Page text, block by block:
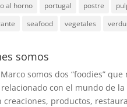
al horno
portugal postre
seafood vegetales
somos
somos dos “foodies” que
con el mundo de
creaciones, productos,